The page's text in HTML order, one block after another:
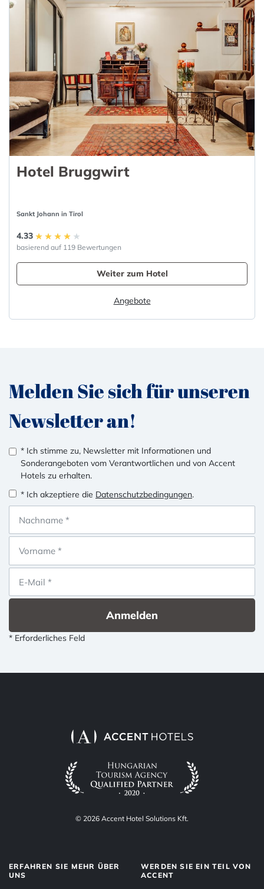
Hotel Bruggwirt
Sankt Johann in Tirol
4.33
basierend auf 119 Bewertungen
Weiter zum Hotel
Angebote
Melden Sie sich für unseren
Newsletter an!
* Ich stimme zu, Newsletter mit Informationen und
Sonderangeboten vom Verantwortlichen und von Accent
Hotels zu erhalten.
* Ich akzeptiere die Datenschutzbedingungen.
Anmelden
* Erforderliches Feld
© 2026 Accent Hotel Solutions Kft.
ERFAHREN SIE MEHR ÜBER
UNS
WERDEN SIE EIN TEIL VON
ACCENT